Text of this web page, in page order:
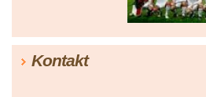
Kontakt